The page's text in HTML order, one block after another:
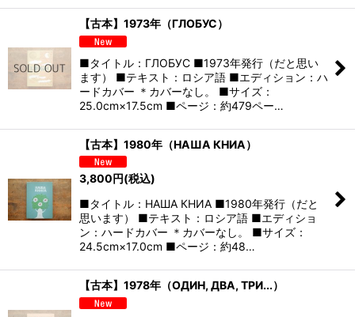
【古本】1973年（ГЛОБУС）
■タイトル：ГЛОБУС ■1973年発行（だと思い
ます） ■テキスト：ロシア語 ■エディション：ハ
ードカバー ＊カバーなし。 ■サイズ：
25.0cm×17.5cm ■ページ：約479ペー…
【古本】1980年（НАША КНИА）
3,800円(税込)
■タイトル：НАША КНИА ■1980年発行（だと
思います） ■テキスト：ロシア語 ■エディショ
ン：ハードカバー ＊カバーなし。 ■サイズ：
24.5cm×17.0cm ■ページ：約48…
【古本】1978年（ОДИН, ДВА, ТРИ...）